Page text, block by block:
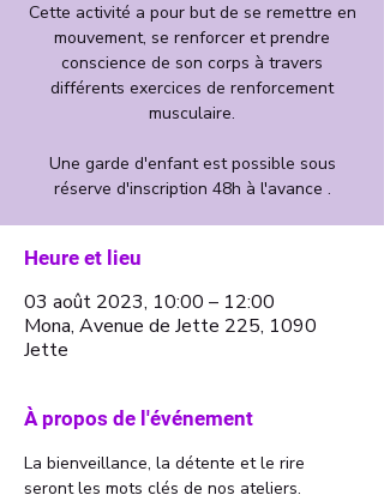
Cette activité a pour but de se remettre en
mouvement, se renforcer et prendre
conscience de son corps à travers
différents exercices de renforcement
musculaire.
Une garde d'enfant est possible sous
Heure et lieu
03 août 2023, 10:00 – 12:00
Mona, Avenue de Jette 225, 1090
Jette
À propos de l'événement
La bienveillance, la détente et le rire
seront les mots clés de nos ateliers.